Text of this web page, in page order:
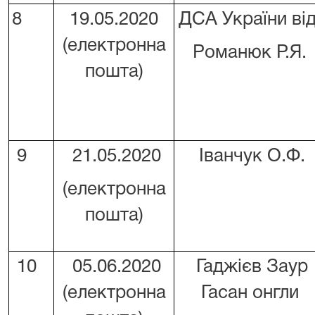
8
19.05.2020
(електронна
пошта)
ДСА України
Романюк Р.Я.
9
21.05.2020
(електронна
пошта)
Іванчук О.Ф.
10
05.06.2020
(електронна
Гаджієв Заур
Гасан онгли